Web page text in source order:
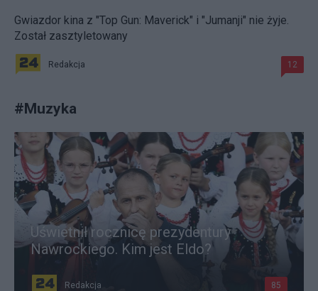
Gwiazdor kina z "Top Gun: Maverick" i "Jumanji" nie żyje.
Został zasztyletowany
Redakcja 12
#Muzyka
Uświetnił rocznicę prezydentury
Nawrockiego. Kim jest Eldo?
Redakcja 85